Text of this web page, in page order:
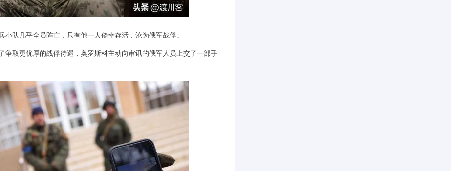
队几乎全员阵亡，只有他一人侥幸存活，沦为俄军战俘。
取更优厚的战俘待遇，奥罗斯科主动向审讯的俄军人员上交了一部手